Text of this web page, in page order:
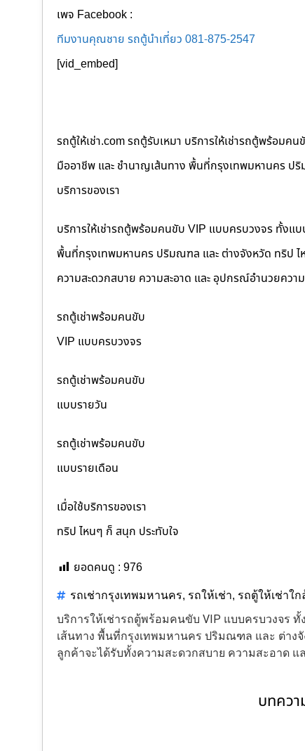
เพจ Facebook :
ทีมงานคุณชาย รถตู้นำเที่ยว 081-875-2547
[vid_embed]
รถตู้ให้เช่า.com รถตู้รับเหมา บริการให้เช่ารถตู้พร้อม
มืออาชีพ และ ชำนาญเส้นทาง พื้นที่กรุงเทพมหานคร ป
บริการของเรา
บริการให้เช่ารถตู้พร้อมคนขับ VIP แบบครบวงจร ทั้งแ
พื้นที่กรุงเทพมหานคร ปริมณฑล และ ต่างจังหวัด ทริป ไ
ความสะดวกสบาย ความสะอาด และ อุปกรณ์อำนวยคว
รถตู้เช่าพร้อมคนขับ
VIP แบบครบวงจร
รถตู้เช่าพร้อมคนขับ
แบบรายวัน
รถตู้เช่าพร้อมคนขับ
แบบรายเดือน
เมื่อใช้บริการของเรา
ทริป ไหนๆ ก็ สนุก ประทับใจ
ยอดคนดู : 976
รถเช่ากรุงเทพมหานคร, รถให้เช่า, รถตู้ให้เช่าใ
บริการให้เช่ารถตู้พร้อมคนขับ VIP แบบครบวงจร
เส้นทาง พื้นที่กรุงเทพมหานคร ปริมณฑล และ ต่าง
ลูกค้าจะได้รับทั้งความสะดวกสบาย ความสะอาด
บทคว